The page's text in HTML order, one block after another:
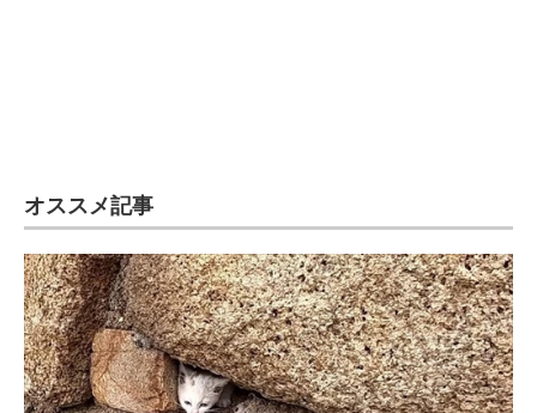
オススメ記事